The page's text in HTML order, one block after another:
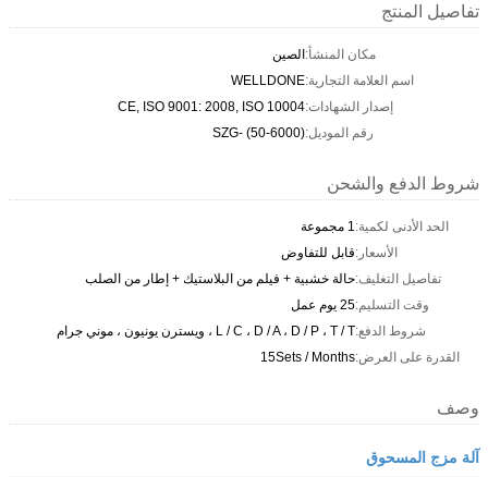
تفاصيل المنتج
مكان المنشأ:الصين
اسم العلامة التجارية:WELLDONE
إصدار الشهادات:CE, ISO 9001: 2008, ISO 10004
رقم الموديل:SZG- (50-6000)
شروط الدفع والشحن
الحد الأدنى لكمية:1 مجموعة
الأسعار:قابل للتفاوض
تفاصيل التغليف:حالة خشبية + فيلم من البلاستيك + إطار من الصلب
وقت التسليم:25 يوم عمل
شروط الدفع:L / C ، D / A ، D / P ، T / T ، ويسترن يونيون ، موني جرام
القدرة على العرض:15Sets / Months
وصف
آلة مزج المسحوق